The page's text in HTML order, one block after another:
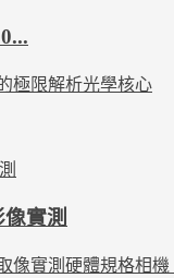
極限解析光學核心
實測
實測硬體規格相機 :